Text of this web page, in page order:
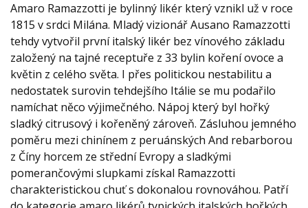
Amaro Ramazzotti je bylinný likér který vznikl už v roce
1815 v srdci Milána. Mladý vizionář Ausano Ramazzotti
tehdy vytvořil první italský likér bez vínového základu
založený na tajné receptuře z 33 bylin koření ovoce a
květin z celého světa. I přes politickou nestabilitu a
nedostatek surovin tehdejšího Itálie se mu podařilo
namíchat něco výjimečného. Nápoj který byl hořký
sladký citrusový i kořeněný zároveň. Zásluhou jemného
poměru mezi chinínem z peruánských And rebarborou
z Číny horcem ze střední Evropy a sladkými
pomerančovými slupkami získal Ramazzotti
charakteristickou chuť s dokonalou rovnováhou. Patří